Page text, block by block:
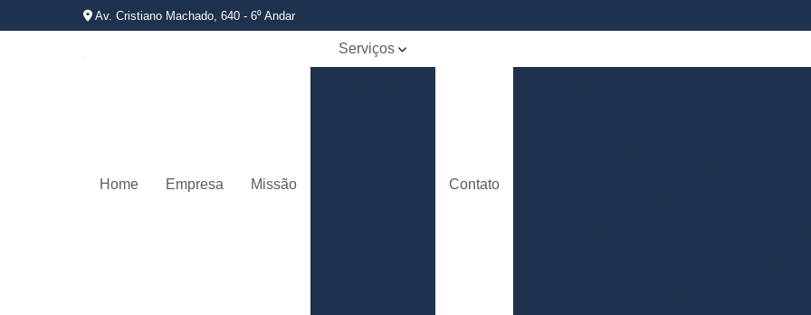
Av. Cristiano Machado, 640 - 6⁰ Andar
Home Empresa Missão
Serviços
Contato